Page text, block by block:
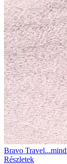
Bravo
Részletek